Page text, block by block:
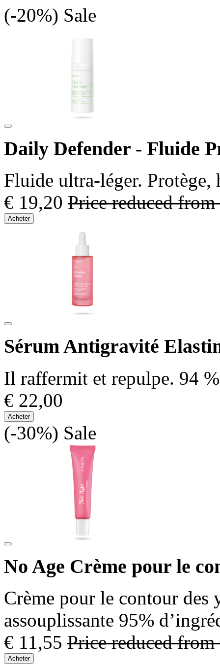
(-20%) Sale
Daily Defender - Fluide
Fluide ultra-léger.
€ 19,20 Price reduced from
Acheter
Sérum Antigravité
Il raffermit et repulpe. 94
€ 22,00
Acheter
(-30%) Sale
No Age Crème pour le
Crème pour le contour
assouplissante 95%
€ 11,55 Price reduced from
Acheter